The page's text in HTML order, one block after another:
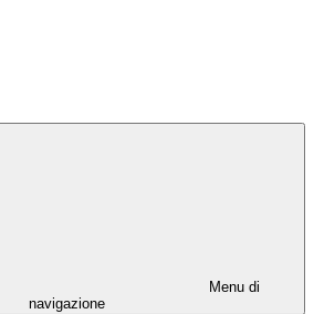
Menu di
navigazione